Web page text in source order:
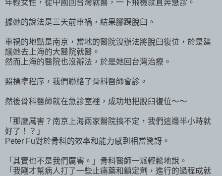
年輕女性，從中國回台灣就醫，一下飛機就直奔急診。
據她的說法是三天前車禍，結果腳踝脫臼。
車禍的地點是南京，當地的醫院沒辦法將脫臼復位，於是建
議她去上海的大醫院就醫。
然而上海的醫院也沒辦法，於是她回台灣治療。
照標準程序，我們聯絡了骨科醫師會診。
然後骨科醫師就在急診室裡，成功地把脫臼復位～～
「那麼厲害？南京上海兩家醫院搞不定，我們這邊半小時就
好了！？」
Peter Fu對於骨科的效率和能力感到相當驚訝。
「其實也不是我們厲害。」骨科醫師一派輕鬆地說。
「我剛才幫病人打了一些止痛藥和鎮定劑，進行的過程成就